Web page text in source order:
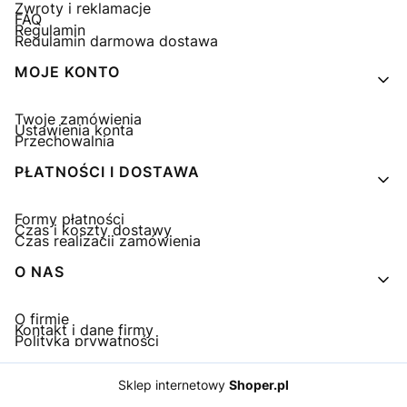
Zwroty i reklamacje
FAQ
Regulamin
Regulamin darmowa dostawa
MOJE KONTO
Twoje zamówienia
Ustawienia konta
Przechowalnia
PŁATNOŚCI I DOSTAWA
Formy płatności
Czas i koszty dostawy
Czas realizacji zamówienia
O NAS
O firmie
Kontakt i dane firmy
Polityka prywatności
Sklep internetowy Shoper.pl